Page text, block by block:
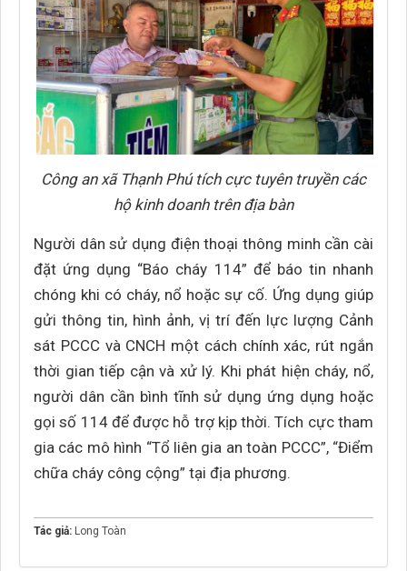
Công an xã Thạnh Phú tích cực tuyên truyền các
hộ kinh doanh trên địa bàn
Người dân sử dụng điện thoại thông minh cần cài
đặt ứng dụng “Báo cháy 114” để báo tin nhanh
chóng khi có cháy, nổ hoặc sự cố. Ứng dụng giúp
gửi thông tin, hình ảnh, vị trí đến lực lượng Cảnh
sát PCCC và CNCH một cách chính xác, rút ngắn
thời gian tiếp cận và xử lý. Khi phát hiện cháy, nổ,
người dân cần bình tĩnh sử dụng ứng dụng hoặc
gọi số 114 để được hỗ trợ kịp thời. Tích cực tham
gia các mô hình “Tổ liên gia an toàn PCCC”, “Điểm
chữa cháy công cộng” tại địa phương.
Tác giả: Long Toàn